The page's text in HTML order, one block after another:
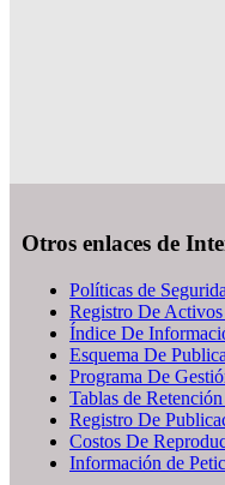
Otros enlaces de
Políticas de
Registro De
Índice De
Esquema De
Programa De
Tablas de
Registro De
Costos De
Información de